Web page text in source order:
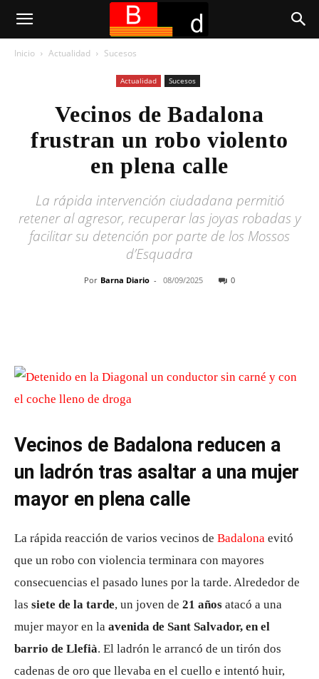
Inicio Actualidad Sucesos
Actualidad Sucesos
Vecinos de Badalona
frustran un robo violento
en plena calle
La rápida intervención ciudadana permitió
retener al agresor, recuperar las joyas robadas y
facilitar su detención por parte de los Mossos
d’Esquadra
Por Barna Diario - 08/09/2025 0
Vecinos de Badalona reducen a
un ladrón tras asaltar a una mujer
mayor en plena calle
La rápida reacción de varios vecinos de Badalona evitó
que un robo con violencia terminara con mayores
consecuencias el pasado lunes por la tarde. Alrededor de
las siete de la tarde, un joven de 21 años atacó a una
mujer mayor en la avenida de Sant Salvador, en el
barrio de Llefià. El ladrón le arrancó de un tirón dos
cadenas de oro que llevaba en el cuello e intentó huir,